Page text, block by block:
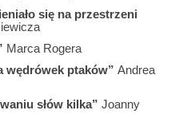
się na przestrzeni
Marca Rogera
wędrówek ptaków” Andrea
słów kilka” Joanny